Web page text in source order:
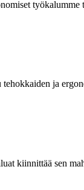
ja
kiinnittää sen